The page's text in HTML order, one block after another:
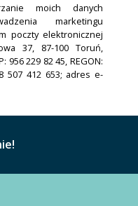
moich danych
marketingu
poczty elektronicznej
37, 87-100 Toruń,
956 229 82 45, REGON:
507 412 653; adres e-